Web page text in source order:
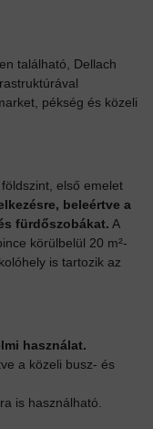
található, Dellach
pékség és közeli
első emelet
beleértve a
fürdőszobákat. A
körülbelül 20 m²-
is tartozik az
használat.
a közeli busz- és
is használható.